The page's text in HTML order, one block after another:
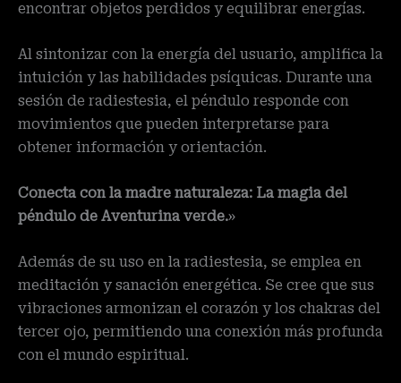
encontrar objetos perdidos y equilibrar energías.
Al sintonizar con la energía del usuario, amplifica la
intuición y las habilidades psíquicas. Durante una
sesión de radiestesia, el péndulo responde con
movimientos que pueden interpretarse para
obtener información y orientación.
Conecta con la madre naturaleza: La magia del
péndulo de Aventurina verde.»
Además de su uso en la radiestesia, se emplea en
meditación y sanación energética. Se cree que sus
vibraciones armonizan el corazón y los chakras del
tercer ojo, permitiendo una conexión más profunda
con el mundo espiritual.